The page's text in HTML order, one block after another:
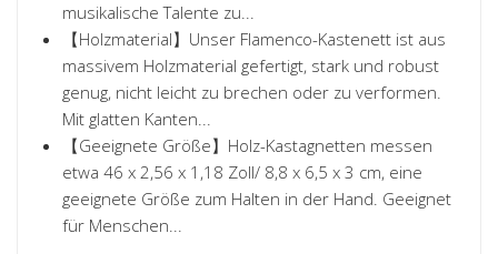
musikalische Talente zu...
【Holzmaterial】Unser Flamenco-Kastenett ist aus
massivem Holzmaterial gefertigt, stark und robust
genug, nicht leicht zu brechen oder zu verformen.
Mit glatten Kanten...
【Geeignete Größe】Holz-Kastagnetten messen
etwa 46 x 2,56 x 1,18 Zoll/ 8,8 x 6,5 x 3 cm, eine
geeignete Größe zum Halten in der Hand. Geeignet
für Menschen...